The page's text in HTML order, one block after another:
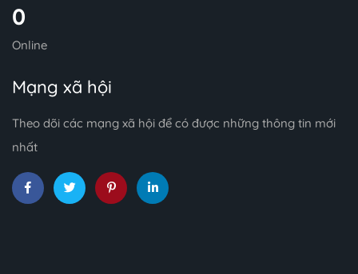
0
Online
Mạng xã hội
Theo dõi các mạng xã hội để có được những thông tin mới
nhất